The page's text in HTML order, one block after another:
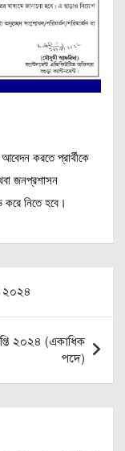
করতে প্রার্থীকে
জনপ্রশাসন
করে নিতে হবে।
২০২৪
২০২৪ (একাধিক
পদে)